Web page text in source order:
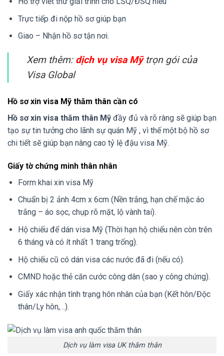
Trực tiếp đi nộp hồ sơ giúp bạn
Giao – Nhận hồ sơ tận nơi.
Xem thêm: dịch vụ visa Mỹtrọn gói của
Visa Global
Hồ sơ xin visa Mỹ thăm thân cần có
Hồ sơ xin visa thăm thân Mỹ đầy đủ và rõ ràng sẽ giúp bạn
tạo sự tin tưởng cho lãnh sự quán Mỹ , vì thế một bộ hồ sơ
chi tiết sẽ giúp bạn nâng cao tỷ lệ đậu visa Mỹ.
Giấy tờ chứng minh thân nhân
Form khai xin visa Mỹ
Chuẩn bị 2 ảnh 4cm x 6cm (Nền trắng, hạn chế mặc áo
trắng – áo sọc, chụp rõ mặt, lộ vành tai).
Hộ chiếu để dán visa Mỹ (Thời hạn hộ chiếu nên còn trên
6 tháng và có ít nhất 1 trang trống).
Hộ chiếu cũ có dán visa các nước đã đi (nếu có).
CMND hoặc thẻ căn cước công dân (sao y công chứng).
Giấy xác nhận tình trạng hôn nhân của bạn (Kết hôn/Độc
thân/Ly hôn,…).
Dịch vụ làm visa UK thăm thân